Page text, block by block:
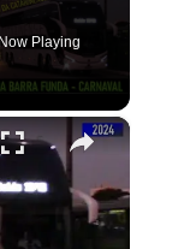
Now Playing
×